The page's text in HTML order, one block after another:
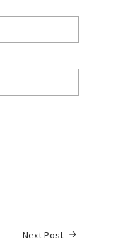
Next Post